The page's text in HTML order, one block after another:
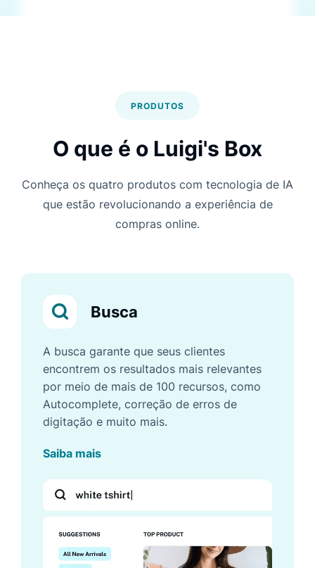
PRODUTOS
O que é o Luigi's Box
Conheça os quatro produtos com tecnologia de IA
que estão revolucionando a experiência de
compras online.
Busca
A busca garante que seus clientes
encontrem os resultados mais relevantes
por meio de mais de 100 recursos, como
Autocomplete, correção de erros de
digitação e muito mais.
Saiba mais